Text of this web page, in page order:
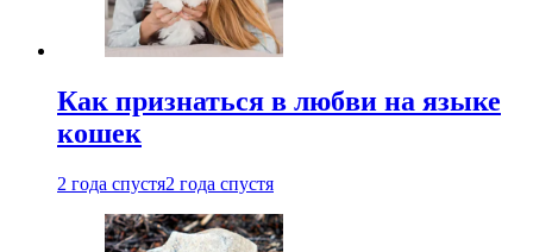
Как признаться в любви на языке
кошек
2 года спустя2 года спустя